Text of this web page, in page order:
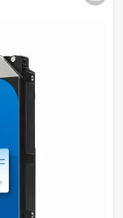
cấp hiệu suất
hoạt động lý
trong hệ